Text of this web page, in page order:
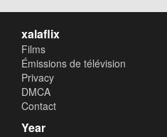
xalaflix
Films
Émissions de télévision
Privacy
DMCA
Contact
Year